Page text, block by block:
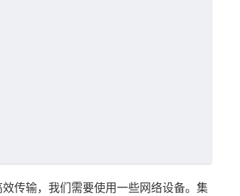
传输，我们需要使用一些网络设备。集